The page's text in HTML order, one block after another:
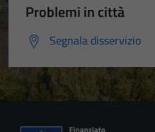
Problemi in città
Segnala disservizio